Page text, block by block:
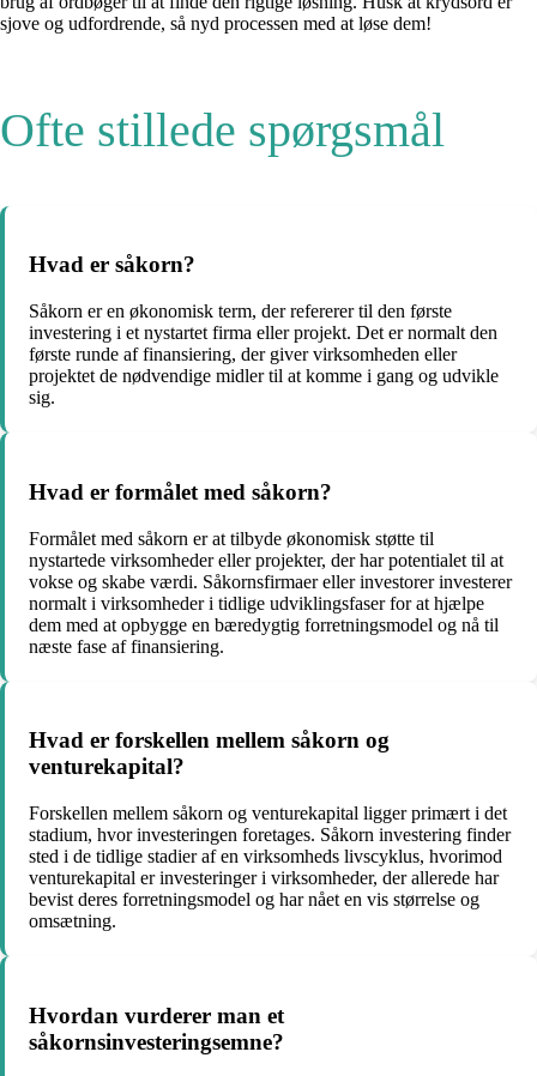
sjove og udfordrende, så nyd processen med at løse dem!
Ofte stillede spørgsmål
Hvad er såkorn?
Såkorn er en økonomisk term, der refererer til den første
investering i et nystartet firma eller projekt. Det er normalt den
første runde af finansiering, der giver virksomheden eller
projektet de nødvendige midler til at komme i gang og udvikle
sig.
Hvad er formålet med såkorn?
Formålet med såkorn er at tilbyde økonomisk støtte til
nystartede virksomheder eller projekter, der har potentialet til at
vokse og skabe værdi. Såkornsfirmaer eller investorer investerer
normalt i virksomheder i tidlige udviklingsfaser for at hjælpe
dem med at opbygge en bæredygtig forretningsmodel og nå til
næste fase af finansiering.
Hvad er forskellen mellem såkorn og
venturekapital?
Forskellen mellem såkorn og venturekapital ligger primært i det
stadium, hvor investeringen foretages. Såkorn investering finder
sted i de tidlige stadier af en virksomheds livscyklus, hvorimod
venturekapital er investeringer i virksomheder, der allerede har
bevist deres forretningsmodel og har nået en vis størrelse og
omsætning.
Hvordan vurderer man et
såkornsinvesteringsemne?